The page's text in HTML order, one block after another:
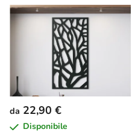
da 22,90 €
Disponibile